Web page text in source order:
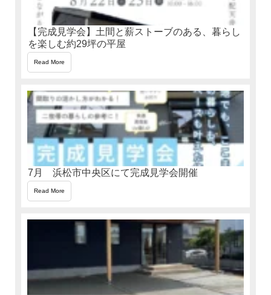
【完成見学会】土間と薪ストーブのある、暮らし
を楽しむ約29坪の平屋
Read More
7月 浜松市中央区にて完成見学会開催
Read More